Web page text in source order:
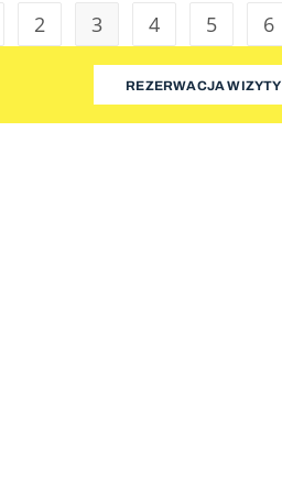
2 3 4 5 6
REZERWACJA WIZYTY